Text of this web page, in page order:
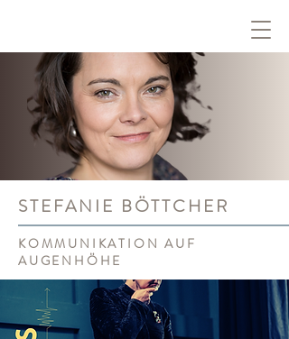
STEFANIE BÖTTCHER
KOMMUNIKATION AUF
AUGENHÖHE